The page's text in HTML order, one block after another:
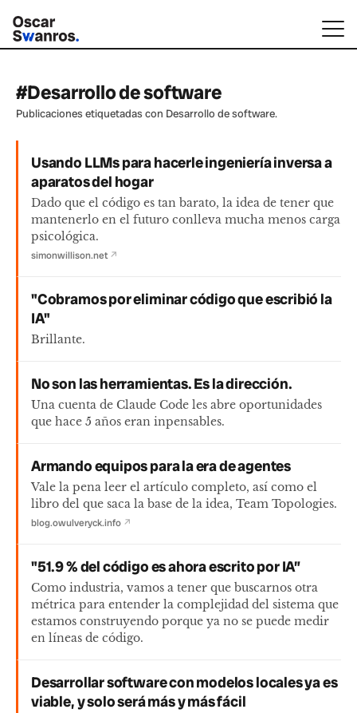
#Desarrollo de software
Publicaciones etiquetadas con Desarrollo de software.
Usando LLMs para hacerle ingeniería inversa a
aparatos del hogar
Dado que el código es tan barato, la idea de tener que
mantenerlo en el futuro conlleva mucha menos carga
psicológica.
simonwillison.net ↗
"Cobramos por eliminar código que escribió la
IA"
Brillante.
No son las herramientas. Es la dirección.
Una cuenta de Claude Code les abre oportunidades
que hace 5 años eran inpensables.
Armando equipos para la era de agentes
Vale la pena leer el artículo completo, así como el
libro del que saca la base de la idea, Team Topologies.
blog.owulveryck.info ↗
"51.9 % del código es ahora escrito por IA”
Como industria, vamos a tener que buscarnos otra
métrica para entender la complejidad del sistema que
estamos construyendo porque ya no se puede medir
en líneas de código.
Desarrollar software con modelos locales ya es
viable, y solo será más y más fácil